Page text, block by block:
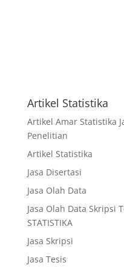
Artikel Statistika
Artikel Amar Statistika
Penelitian
Artikel Statistika
Jasa Disertasi
Jasa Olah Data
Jasa Olah Data Skripsi
STATISTIKA
Jasa Skripsi
Jasa Tesis